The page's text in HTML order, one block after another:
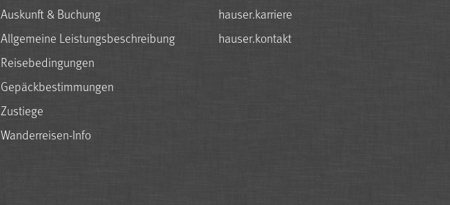
Auskunft & Buchung
Allgemeine Leistungsbeschreibung
Reisebedingungen
Gepäckbestimmungen
Zustiege
Wanderreisen-Info
hauser.karriere
hauser.kontakt